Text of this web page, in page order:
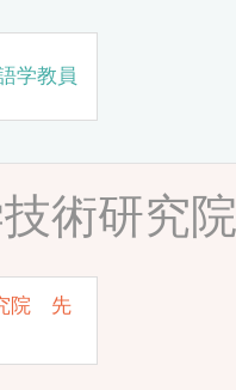
学教員
術研究
院 先